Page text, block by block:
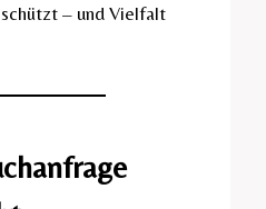
– und Vielfalt